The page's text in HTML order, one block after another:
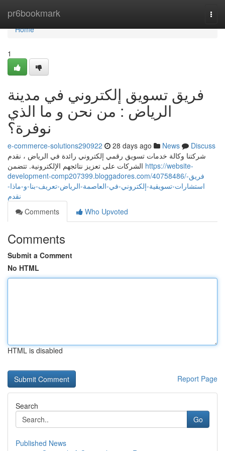
pr6bookmark
Home
Home
1
فريق تسويق إلكتروني في مدينة
الرياض : من نحن و ما الذي
نوفرة؟
e-commerce-solutions290922 28 days ago News
Discuss
شركتنا وكالة خدمات تسويق رقمي إلكتروني رائدة في الرياض ، نقدم
https://website-
development-comp207399.bloggadores.com/40758486/فريق-
استشارات-تسويقية-إلكتروني-في-العاصمة-الرياض-تعريف-بنا-و-ماذا-
نقدم
Comments
Who Upvoted
Comments
Submit a Comment
No HTML
HTML is disabled
Report Page
Search
Go
Published News